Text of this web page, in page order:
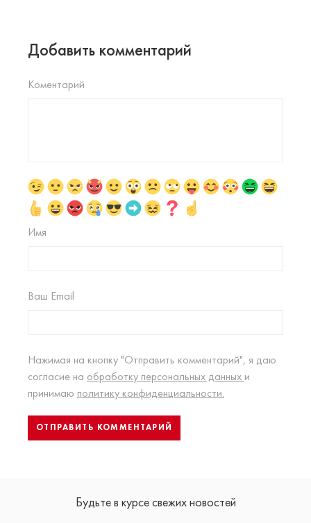
Добавить комментарий
Коментарий
Имя
Ваш Email
Нажимая на кнопку "Отправить комментарий", я даю
согласие на обработку персональных данных и
принимаю политику конфиденциальности.
Будьте в курсе свежих новостей